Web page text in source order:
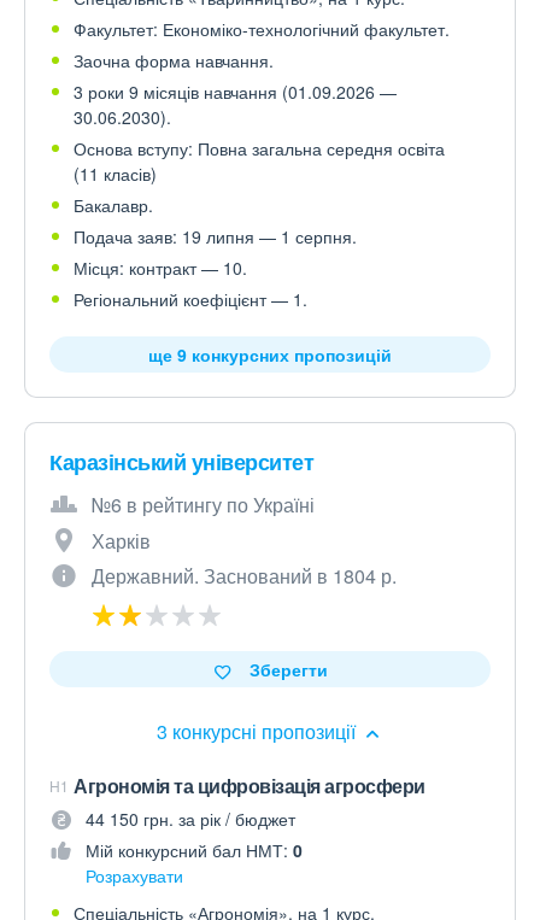
Факультет: Економіко-технологічний факультет.
Заочна форма навчання.
3 роки 9 місяців навчання (01.09.2026 —
30.06.2030).
Основа вступу: Повна загальна середня освіта
(11 класів)
Бакалавр.
Подача заяв: 19 липня — 1 серпня.
Місця: контракт — 10.
Регіональний коефіцієнт — 1.
ще 9 конкурсних пропозицій
Каразінський університет
№6 в рейтингу по Україні
Харків
Державний. Заснований в 1804 р.
3 конкурсні пропозиції
Зберегти
H1 Агрономія та цифровізація агросфери
44 150 грн. за рік / бюджет
Мій конкурсний бал НМТ: 0
Розрахувати
Спеціальність «Агрономія», на 1 курс.